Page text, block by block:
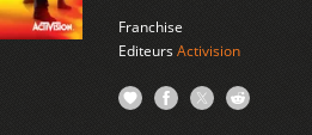
Franchise
EditeursActivision